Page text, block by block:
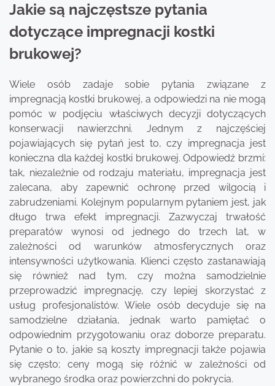
Jakie są najczęstsze pytania
dotyczące impregnacji kostki
brukowej?
Wiele osób zadaje sobie pytania związane z
impregnacją kostki brukowej, a odpowiedzi na nie mogą
pomóc w podjęciu właściwych decyzji dotyczących
konserwacji nawierzchni. Jednym z najczęściej
pojawiających się pytań jest to, czy impregnacja jest
konieczna dla każdej kostki brukowej. Odpowiedź brzmi:
tak, niezależnie od rodzaju materiału, impregnacja jest
zalecana, aby zapewnić ochronę przed wilgocią i
zabrudzeniami. Kolejnym popularnym pytaniem jest, jak
długo trwa efekt impregnacji. Zazwyczaj trwałość
preparatów wynosi od jednego do trzech lat, w
zależności od warunków atmosferycznych oraz
intensywności użytkowania. Klienci często zastanawiają
się również nad tym, czy można samodzielnie
przeprowadzić impregnację, czy lepiej skorzystać z
usług profesjonalistów. Wiele osób decyduje się na
samodzielne działania, jednak warto pamiętać o
odpowiednim przygotowaniu oraz doborze preparatu.
Pytanie o to, jakie są koszty impregnacji także pojawia
się często; ceny mogą się różnić w zależności od
wybranego środka oraz powierzchni do pokrycia.